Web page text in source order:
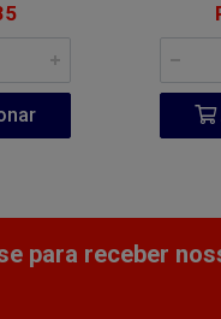
para receber